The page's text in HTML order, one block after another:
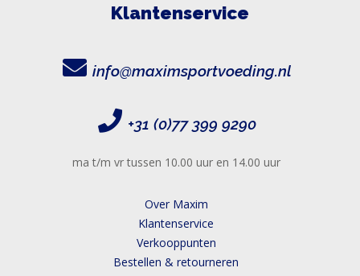
Klantenservice
info@maximsportvoeding.nl
+31 (0)77 399 9290
ma t/m vr tussen 10.00 uur en 14.00 uur
Over Maxim
Klantenservice
Verkooppunten
Bestellen & retourneren